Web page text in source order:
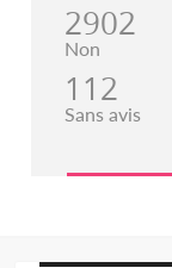
2902
Non
112
Sans avis